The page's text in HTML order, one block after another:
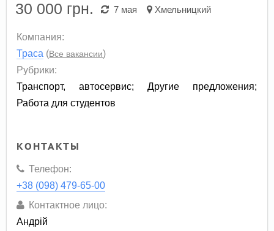
30 000 грн. 7 мая Хмельницкий
Компания:
Траса (Все вакансии)
Рубрики:
Транспорт, автосервис;Другие предложения;
Работа для студентов
КОНТАКТЫ
Телефон:
+38 (098) 479-65-00
Контактное лицо:
Андрій